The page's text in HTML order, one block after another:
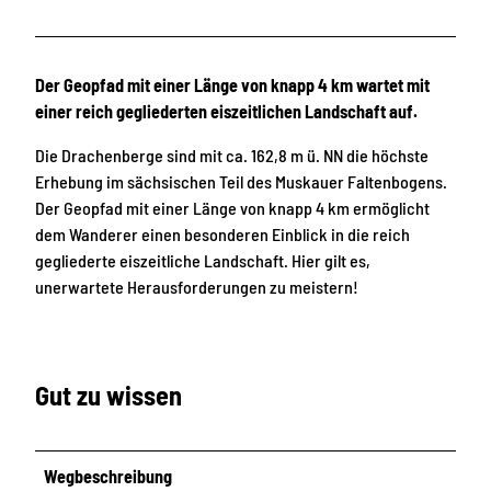
Der Geopfad mit einer Länge von knapp 4 km wartet mit
einer reich gegliederten eiszeitlichen Landschaft auf.
Die Drachenberge sind mit ca. 162,8 m ü. NN die höchste
Erhebung im sächsischen Teil des Muskauer Faltenbogens.
Der Geopfad mit einer Länge von knapp 4 km ermöglicht
dem Wanderer einen besonderen Einblick in die reich
gegliederte eiszeitliche Landschaft. Hier gilt es,
unerwartete Herausforderungen zu meistern!
Gut zu wissen
Wegbeschreibung